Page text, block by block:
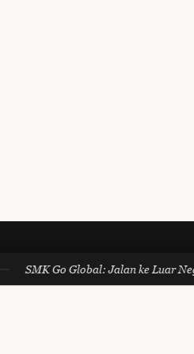
SMK Go Global: Jalan ke Luar